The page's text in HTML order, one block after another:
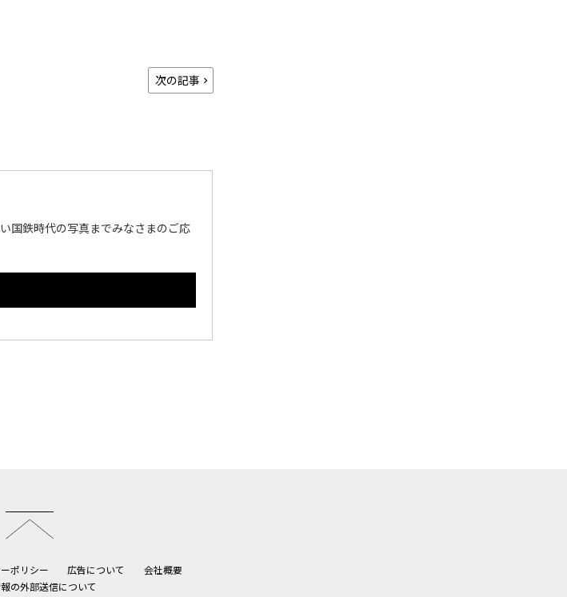
次の記事
国鉄時代の写真までみなさまのご応
ポリシー 広告について
会社概要
の外部送信について